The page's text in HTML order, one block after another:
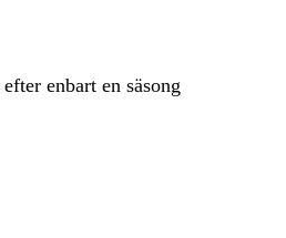
efter enbart en säsong